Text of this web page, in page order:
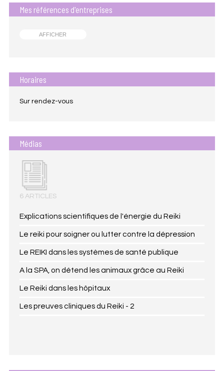
Mes références d'entreprises
AFFICHER
Horaires
Sur rendez-vous
Médias
6 ARTICLES
Explications scientifiques de l'énergie du Reiki
Le reiki pour soigner ou lutter contre la dépression
Le REIKI dans les systèmes de santé publique
A la SPA, on détend les animaux grâce au Reiki
Le Reiki dans les hôpitaux
Les preuves cliniques du Reiki - 2